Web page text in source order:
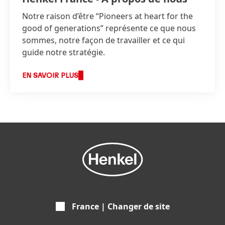
Notre raison d’être “Pioneers at heart for the
good of generations” représente ce que nous
sommes, notre façon de travailler et ce qui
guide notre stratégie.
EN SAVOIR PLUS
France | Changer de site